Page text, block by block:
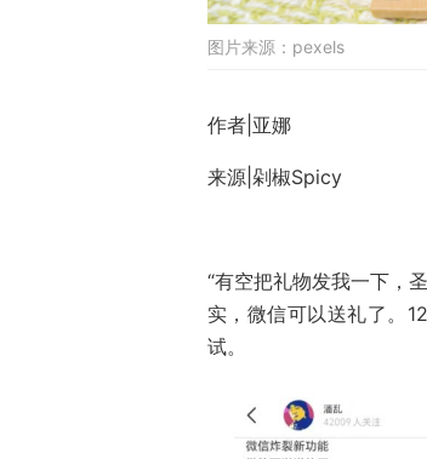
图片来源： pexels
作者|亚娜
来源|剁椒Spicy
“有空把礼物发我一下，
实，微信可以送礼了。
试。